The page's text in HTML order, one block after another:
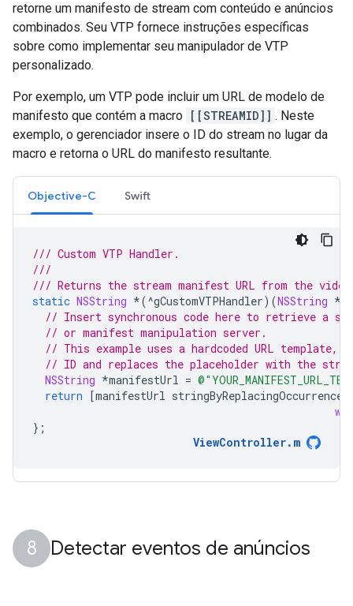
retorne um manifesto de stream com conteúdo e anúncios
combinados. Seu VTP fornece instruções específicas
sobre como implementar seu manipulador de VTP
personalizado.
Por exemplo, um VTP pode incluir um URL de modelo de
manifesto que contém a macro [[STREAMID]] . Neste
exemplo, o gerenciador insere o ID do stream no lugar da
macro e retorna o URL do manifesto resultante.
Objective-C Swift
/// Custom VTP Handler.
///
/// Returns the stream manifest URL from the
static NSString *(^gCustomVTPHandler)(NSString *
// Insert synchronous code here to retrieve a
// or manifest manipulation server.
// This example uses a hardcoded URL
// ID and replaces the placeholder with the
NSString *manifestUrl =
return [manifestUrl
};
ViewController. m
Detectar eventos de anúncios